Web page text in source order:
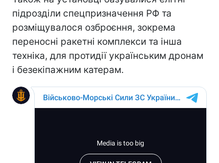
підрозділи спецпризначення РФ та
розміщувалося озброєння, зокрема
переносні ракетні комплекси та інша
техніка, для протидії українським дронам
і безекіпажним катерам.